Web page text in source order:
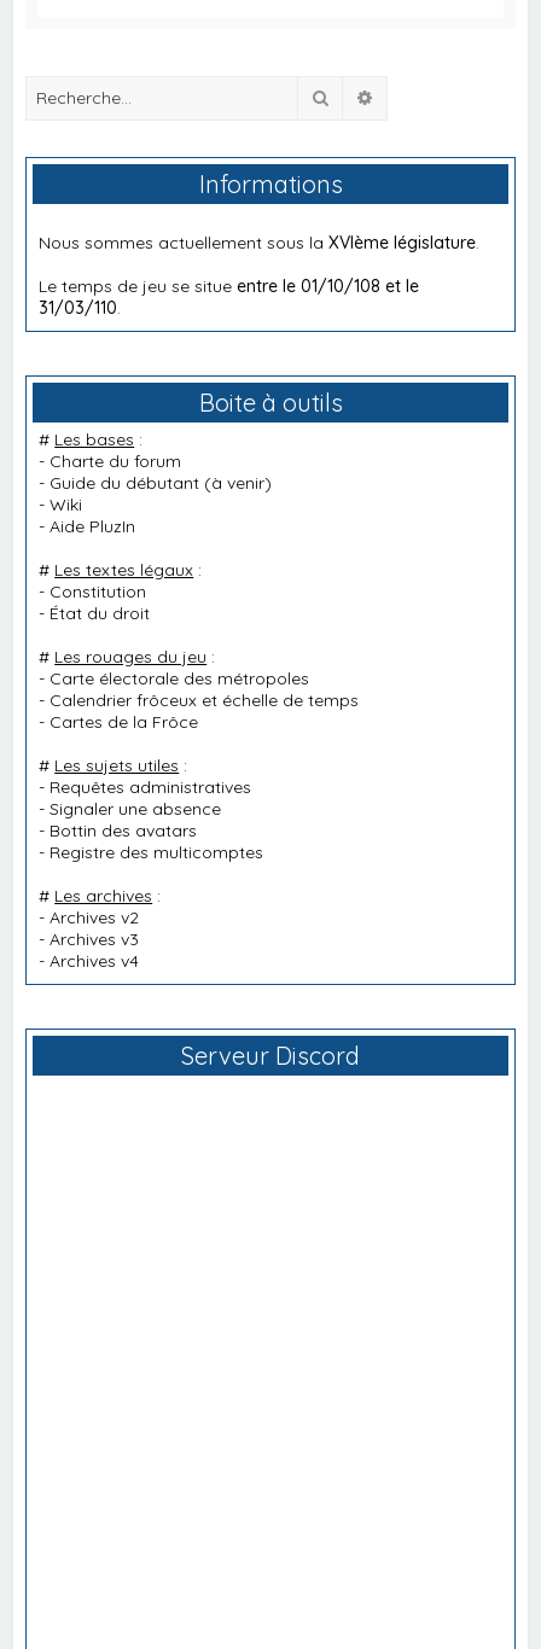
Rechercher
Informations
Nous sommes actuellement sous laXVIème législature
Le temps de jeu se situeentre le 01/10/108 et le
31/03/110
Boite à outils
# Les bases :
- Charte du forum
- Guide du débutant (à venir)
-Wiki
-Aide PluzIn
# Les textes légaux :
- Constitution
- État du droit
# Les rouages du jeu :
- Carte électorale des métropoles
- Calendrier frôceux et échelle de temps
- Cartes de la Frôce
# Les sujets utiles :
- Requêtes administratives
-Signaler une absence
- Bottin des avatars
- Registre des multicomptes
# Les archives :
-Archives v2
-Archives v3
-Archives v4
Serveur Discord